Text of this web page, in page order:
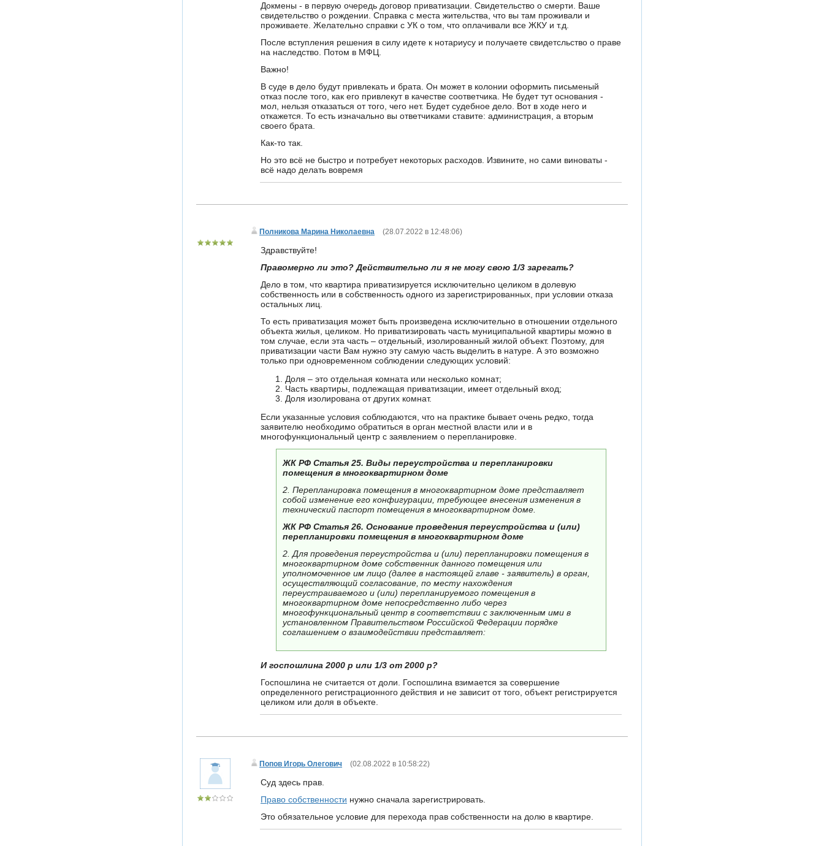
Докмены - в первую очередь договор приватизации. Свидетельство о смерти. Ваше
свидетельство о рождении. Справка с места жительства, что вы там проживали и
проживаете. Желательно справки с УК о том, что оплачивали все ЖКУ и т.д.
После вступления решения в силу идете к нотариусу и получаете свидетсльство о праве
на наследство. Потом в МФЦ.
Важно!
В суде в дело будут привлекать и брата. Он может в колонии оформить письменый
отказ после того, как его привлекут в качестве соответчика. Не будет тут основания -
мол, нельзя отказаться от того, чего нет. Будет судебное дело. Вот в ходе него и
откажется. То есть изначально вы ответчиками ставите: администрация, а вторым
своего брата.
Как-то так.
Но это всё не быстро и потребует некоторых расходов. Извините, но сами виноваты -
всё надо делать вовремя
Полникова Марина Николаевна (28.07.2022 в 12:48:06)
Здравствуйте!
Правомерно ли это? Действительно ли я не могу свою 1/3 зарегать?
Дело в том, что квартира приватизируется исключительно целиком в долевую
собственность или в собственность одного из зарегистрированных, при условии отказа
остальных лиц.
То есть приватизация может быть произведена исключительно в отношении отдельного
объекта жилья, целиком. Но приватизировать часть муниципальной квартиры можно в
том случае, если эта часть – отдельный, изолированный жилой объект. Поэтому, для
приватизации части Вам нужно эту самую часть выделить в натуре. А это возможно
только при одновременном соблюдении следующих условий:
Доля – это отдельная комната или несколько комнат;
Часть квартиры, подлежащая приватизации, имеет отдельный вход;
Доля изолирована от других комнат.
Если указанные условия соблюдаются, что на практике бывает очень редко, тогда
заявителю необходимо обратиться в орган местной власти или и в
многофункциональный центр с заявлением о перепланировке.
ЖК РФ Статья 25. Виды переустройства и перепланировки
помещения в многоквартирном доме
2. Перепланировка помещения в многоквартирном доме представляет
собой изменение его конфигурации, требующее внесения изменения в
технический паспорт помещения в многоквартирном доме.
ЖК РФ Статья 26. Основание проведения переустройства и (или)
перепланировки помещения в многоквартирном доме
2. Для проведения переустройства и (или) перепланировки помещения в
многоквартирном доме собственник данного помещения или
уполномоченное им лицо (далее в настоящей главе - заявитель) в орган,
осуществляющий согласование, по месту нахождения
переустраиваемого и (или) перепланируемого помещения в
многоквартирном доме непосредственно либо через
многофункциональный центр в соответствии с заключенным ими в
установленном Правительством Российской Федерации порядке
соглашением о взаимодействии представляет:
И госпошлина 2000 р или 1/3 от 2000 р?
Госпошлина не считается от доли. Госпошлина взимается за совершение
определенного регистрационного действия и не зависит от того, объект регистрируется
целиком или доля в объекте.
Попов Игорь Олегович (02.08.2022 в 10:58:22)
Суд здесь прав.
Право собственности нужно сначала зарегистрировать.
Это обязательное условие для перехода прав собственности на долю в квартире.